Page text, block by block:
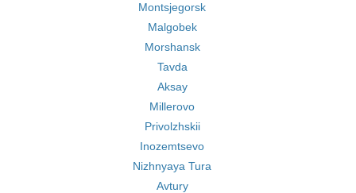
Montsjegorsk
Malgobek
Morshansk
Tavda
Aksay
Millerovo
Privolzhskii
Inozemtsevo
Nizhnyaya Tura
Avtury